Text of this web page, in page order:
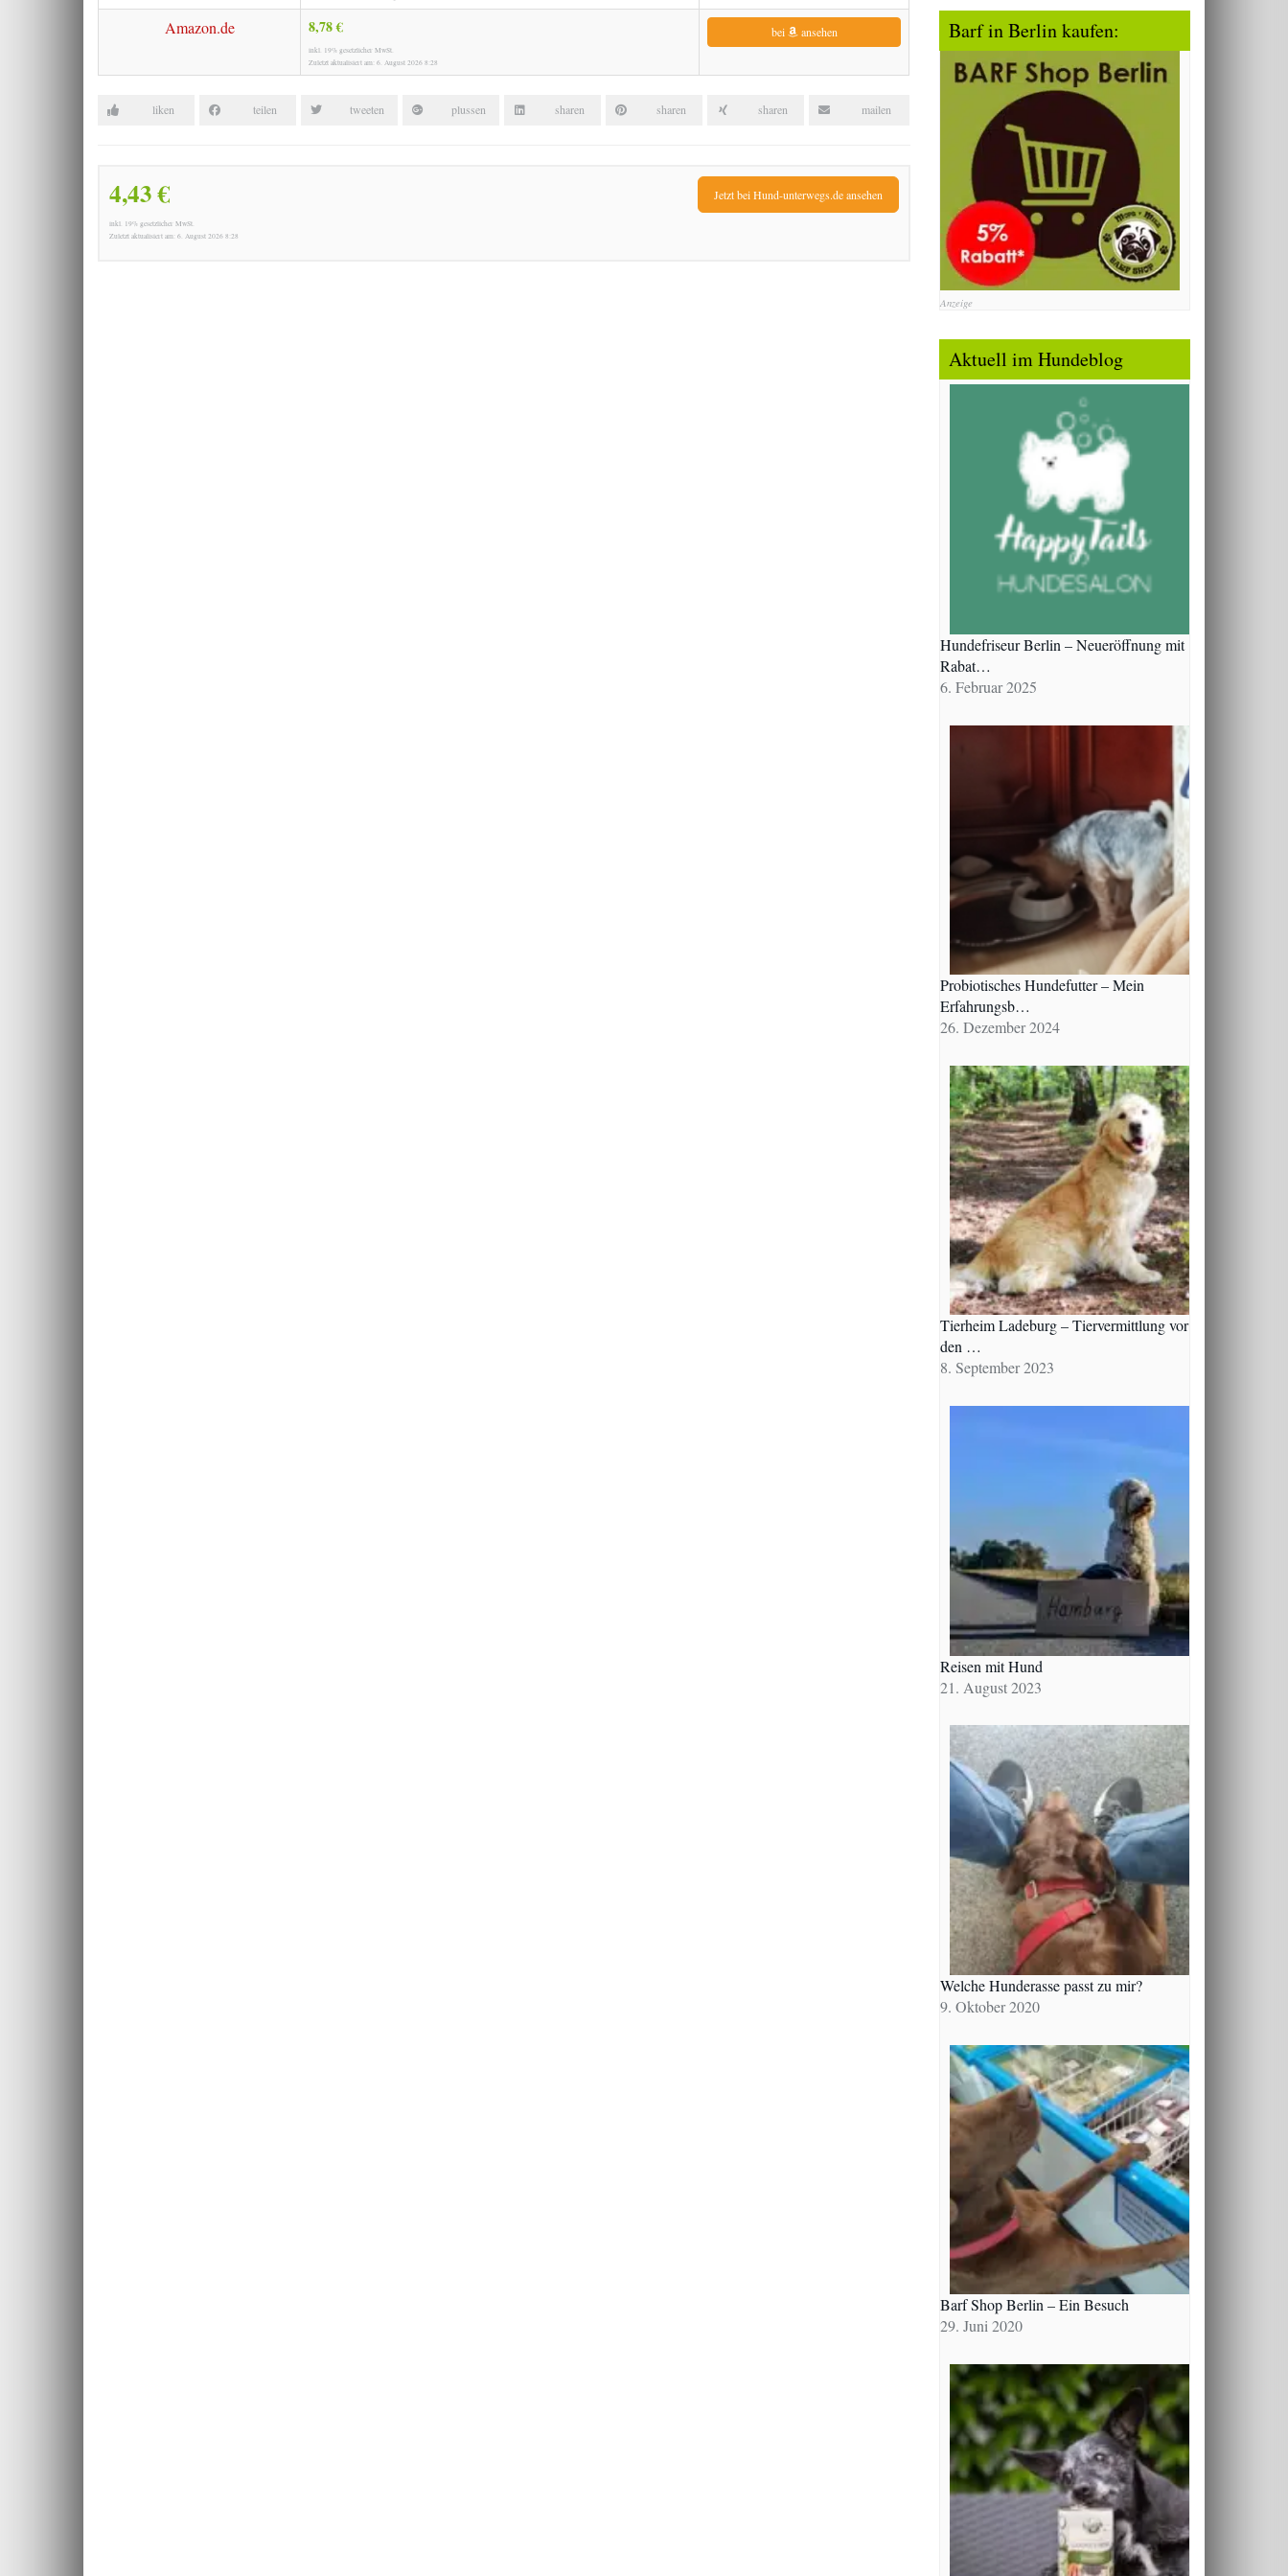
Amazon.de 8,78 €
inkl. 19% gesetzlicher MwSt.
Zuletzt aktualisiert am: 6. August 2026 8:28
bei ansehen
liken teilen tweeten plussen sharen sharen sharen mailen
4,43 €
inkl. 19% gesetzlicher MwSt.
Zuletzt aktualisiert am: 6. August 2026 8:28
Jetzt bei Hund-unterwegs.de ansehen
Barf in Berlin kaufen:
Anzeige
Aktuell im Hundeblog
Hundefriseur Berlin – Neueröffnung mit
Rabat…
6. Februar 2025
Probiotisches Hundefutter – Mein
Erfahrungsb…
26. Dezember 2024
Tierheim Ladeburg – Tiervermittlung vor
den …
8. September 2023
Reisen mit Hund
21. August 2023
Welche Hunderasse passt zu mir?
9. Oktober 2020
Barf Shop Berlin – Ein Besuch
29. Juni 2020